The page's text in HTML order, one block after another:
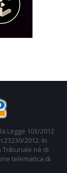
Legge 103/2012
2012. In
nè di
telematica di